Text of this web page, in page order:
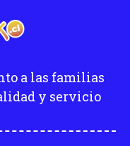
a las familias
y servicio